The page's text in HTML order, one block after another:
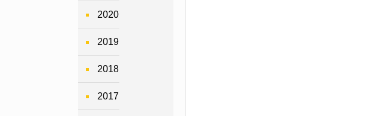
2020
2019
2018
2017